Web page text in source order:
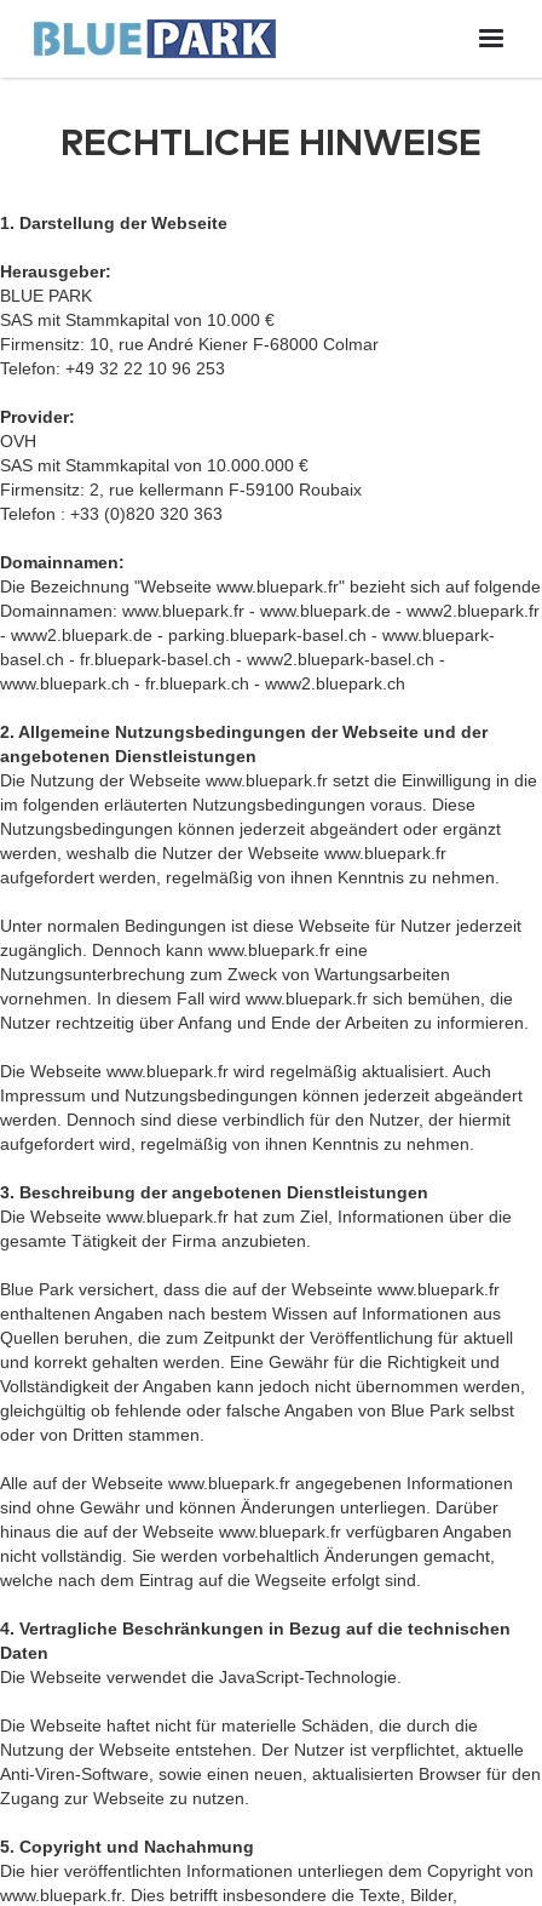
RECHTLICHE HINWEISE
1. Darstellung der Webseite
Herausgeber:
BLUE PARK
SAS mit Stammkapital von 10.000 €
Firmensitz: 10, rue André Kiener F-68000 Colmar
Telefon: +49 32 22 10 96 253
Provider:
OVH
SAS mit Stammkapital von 10.000.000 €
Firmensitz: 2, rue kellermann F-59100 Roubaix
Telefon : +33 (0)820 320 363
Domainnamen:
Die Bezeichnung "Webseite www.bluepark.fr" bezieht sich auf folgende
Domainnamen: www.bluepark.fr - www.bluepark.de - www2.bluepark.fr
- www2.bluepark.de - parking.bluepark-basel.ch - www.bluepark-
basel.ch - fr.bluepark-basel.ch - www2.bluepark-basel.ch -
www.bluepark.ch - fr.bluepark.ch - www2.bluepark.ch
2. Allgemeine Nutzungsbedingungen der Webseite und der
angebotenen Dienstleistungen
Die Nutzung der Webseite www.bluepark.fr setzt die Einwilligung in die
im folgenden erläuterten Nutzungsbedingungen voraus. Diese
Nutzungsbedingungen können jederzeit abgeändert oder ergänzt
werden, weshalb die Nutzer der Webseite www.bluepark.fr
aufgefordert werden, regelmäßig von ihnen Kenntnis zu nehmen.
Unter normalen Bedingungen ist diese Webseite für Nutzer jederzeit
zugänglich. Dennoch kann www.bluepark.fr eine
Nutzungsunterbrechung zum Zweck von Wartungsarbeiten
vornehmen. In diesem Fall wird www.bluepark.fr sich bemühen, die
Nutzer rechtzeitig über Anfang und Ende der Arbeiten zu informieren.
Die Webseite www.bluepark.fr wird regelmäßig aktualisiert. Auch
Impressum und Nutzungsbedingungen können jederzeit abgeändert
werden. Dennoch sind diese verbindlich für den Nutzer, der hiermit
aufgefordert wird, regelmäßig von ihnen Kenntnis zu nehmen.
3. Beschreibung der angebotenen Dienstleistungen
Die Webseite www.bluepark.fr hat zum Ziel, Informationen über die
gesamte Tätigkeit der Firma anzubieten.
Blue Park versichert, dass die auf der Webseinte www.bluepark.fr
enthaltenen Angaben nach bestem Wissen auf Informationen aus
Quellen beruhen, die zum Zeitpunkt der Veröffentlichung für aktuell
und korrekt gehalten werden. Eine Gewähr für die Richtigkeit und
Vollständigkeit der Angaben kann jedoch nicht übernommen werden,
gleichgültig ob fehlende oder falsche Angaben von Blue Park selbst
oder von Dritten stammen.
Alle auf der Webseite www.bluepark.fr angegebenen Informationen
sind ohne Gewähr und können Änderungen unterliegen. Darüber
hinaus die auf der Webseite www.bluepark.fr verfügbaren Angaben
nicht vollständig. Sie werden vorbehaltlich Änderungen gemacht,
welche nach dem Eintrag auf die Wegseite erfolgt sind.
4. Vertragliche Beschränkungen in Bezug auf die technischen
Daten
Die Webseite verwendet die JavaScript-Technologie.
Die Webseite haftet nicht für materielle Schäden, die durch die
Nutzung der Webseite entstehen. Der Nutzer ist verpflichtet, aktuelle
Anti-Viren-Software, sowie einen neuen, aktualisierten Browser für den
Zugang zur Webseite zu nutzen.
5. Copyright und Nachahmung
Die hier veröffentlichten Informationen unterliegen dem Copyright von
www.bluepark.fr. Dies betrifft insbesondere die Texte, Bilder,